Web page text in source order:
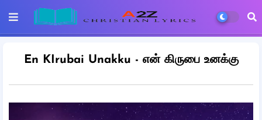
En KIrubai Unakku - என் கிருபை உனக்கு